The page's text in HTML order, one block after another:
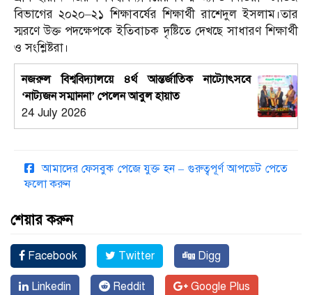
বিভাগের ২০২০–২১ শিক্ষাবর্ষের শিক্ষার্থী রাশেদুল ইসলাম।তার
স্মরণে উক্ত পদক্ষেপকে ইতিবাচক দৃষ্টিতে দেখছে সাধারণ শিক্ষার্থী
ও সংশ্লিষ্টরা।
নজরুল বিশ্ববিদ্যালয়ে ৪র্থ আন্তর্জাতিক নাট্যোৎসবে
‘নাট্যজন সম্মাননা’ পেলেন আবুল হায়াত
24 July 2026
আমাদের ফেসবুক পেজে যুক্ত হন – গুরুত্বপূর্ণ আপডেট পেতে
ফলো করুন
শেয়ার করুন
Facebook Twitter Digg
Linkedin Reddit Google Plus